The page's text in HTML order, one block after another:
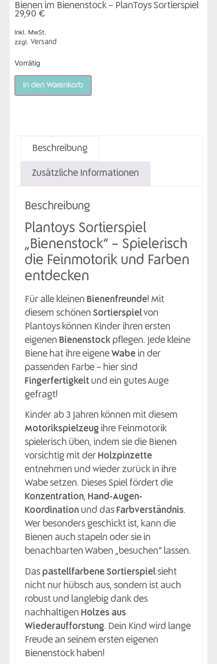
Bienen im Bienenstock – PlanToys Sortierspiel
29,90 €
Inkl. MwSt.
zzgl. Versand
Vorrätig
In den Warenkorb
Beschreibung
Zusätzliche Informationen
Beschreibung
Plantoys Sortierspiel
„Bienenstock“ – Spielerisch
die Feinmotorik und Farben
entdecken
Für alle kleinen Bienenfreunde! Mit
diesem schönen Sortierspielvon
Plantoys können Kinder ihren ersten
eigenen Bienenstock pflegen. Jede kleine
Biene hat ihre eigene Wabe in der
passenden Farbe – hier sind
Fingerfertigkeit und ein gutes Auge
gefragt!
Kinder ab 3 Jahren können mit diesem
Motorikspielzeug ihre Feinmotorik
spielerisch üben, indem sie die Bienen
vorsichtig mit der Holzpinzette
entnehmen und wieder zurück in ihre
Wabe setzen. Dieses Spiel fördert die
Konzentration, Hand-Augen-
Koordination und das Farbverständnis.
Wer besonders geschickt ist, kann die
Bienen auch stapeln oder sie in
benachbarten Waben „besuchen“ lassen.
Das pastellfarbene Sortierspiel sieht
nicht nur hübsch aus, sondern ist auch
robust und langlebig dank des
nachhaltigen Holzes aus
Wiederaufforstung. Dein Kind wird lange
Freude an seinem ersten eigenen
Bienenstock haben!